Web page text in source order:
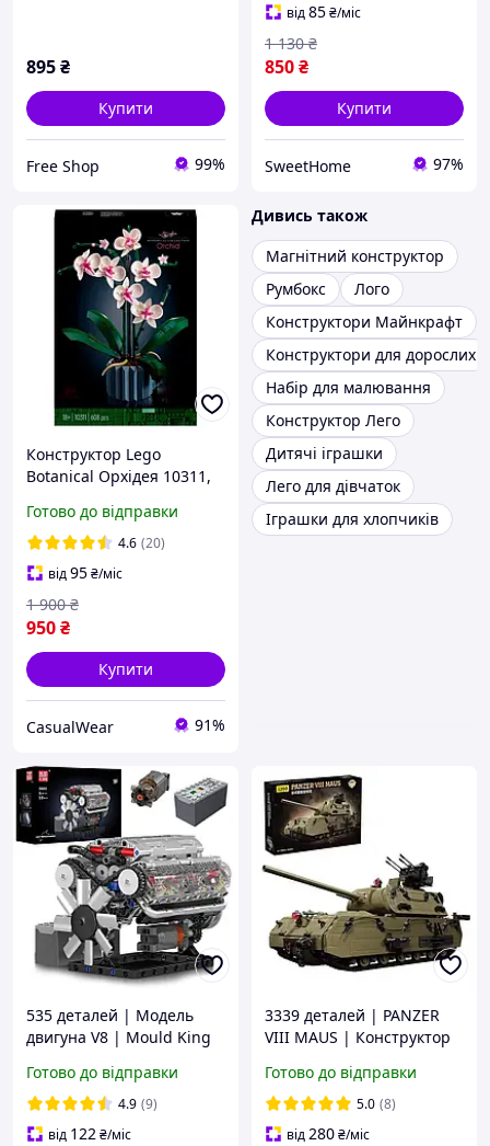
895₴
Купити
Free Shop 99%
від85₴/міс
850₴
1 130 ₴
Купити
SweetHome 97%
Конструктор Lego
Botanical Орхідея 10311,
Орхідея, Конструктор
LEGO Icons Орхідея
Готово до відправки
4.6 (20)
від95₴/міс
950₴
1 900 ₴
Купити
CasualWear 91%
Дивись також
Магнітний конструктор
Румбокс
Лого
Конструктори Майнкрафт
Конструктори для дорослих
Набір для малювання
Конструктор Лего
Дитячі іграшки
Лего для дівчаток
Іграшки для хлопчиків
535 деталей | Модель
двигуна V8 | Mould King
Technic | Cумісний з LEGO
| Лего Технік
Готово до відправки
4.9 (9)
від 122₴/міс
3339 деталей | PANZER
VIII MAUS | Конструктор
| M98001 | Лего Технік
Суперважкий танк
Панцер
Готово до відправки
5.0 (8)
від280₴/міс